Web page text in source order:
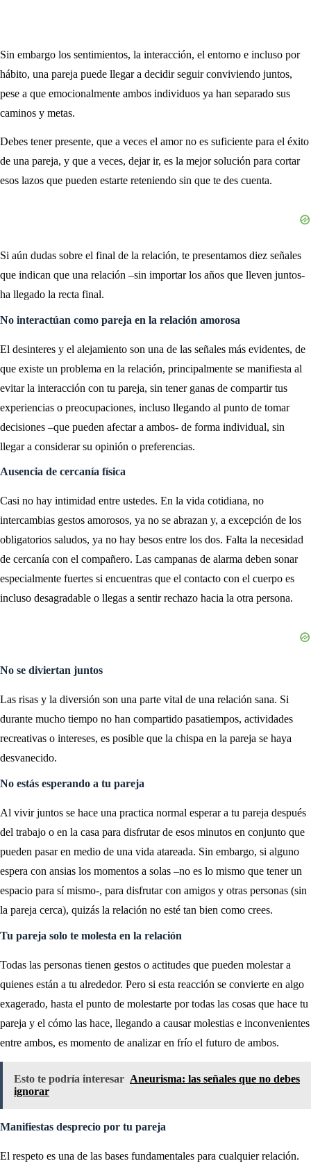
Sin embargo los sentimientos, la interacción, el entorno e incluso por
hábito, una pareja puede llegar a decidir seguir conviviendo juntos,
pese a que emocionalmente ambos individuos ya han separado sus
caminos y metas.
Debes tener presente, que a veces el amor no es suficiente para el éxito
de una pareja, y que a veces, dejar ir, es la mejor solución para cortar
esos lazos que pueden estarte reteniendo sin que te des cuenta.
Si aún dudas sobre el final de la relación, te presentamos diez señales
que indican que una relación –sin importar los años que lleven juntos-
ha llegado la recta final.
No interactúan como pareja en la relación amorosa
El desinteres y el alejamiento son una de las señales más evidentes, de
que existe un problema en la relación, principalmente se manifiesta al
evitar la interacción con tu pareja, sin tener ganas de compartir tus
experiencias o preocupaciones, incluso llegando al punto de tomar
decisiones –que pueden afectar a ambos- de forma individual, sin
llegar a considerar su opinión o preferencias.
Ausencia de cercanía física
Casi no hay intimidad entre ustedes. En la vida cotidiana, no
intercambias gestos amorosos, ya no se abrazan y, a excepción de los
obligatorios saludos, ya no hay besos entre los dos. Falta la necesidad
de cercanía con el compañero. Las campanas de alarma deben sonar
especialmente fuertes si encuentras que el contacto con el cuerpo es
incluso desagradable o llegas a sentir rechazo hacia la otra persona.
No se diviertan juntos
Las risas y la diversión son una parte vital de una relación sana. Si
durante mucho tiempo no han compartido pasatiempos, actividades
recreativas o intereses, es posible que la chispa en la pareja se haya
desvanecido.
No estás esperando a tu pareja
Al vivir juntos se hace una practica normal esperar a tu pareja después
del trabajo o en la casa para disfrutar de esos minutos en conjunto que
pueden pasar en medio de una vida atareada. Sin embargo, si alguno
espera con ansias los momentos a solas –no es lo mismo que tener un
espacio para sí mismo-, para disfrutar con amigos y otras personas (sin
la pareja cerca), quizás la relación no esté tan bien como crees.
Tu pareja solo te molesta en la relación
Todas las personas tienen gestos o actitudes que pueden molestar a
quienes están a tu alrededor. Pero si esta reacción se convierte en algo
exagerado, hasta el punto de molestarte por todas las cosas que hace tu
pareja y el cómo las hace, llegando a causar molestias e inconvenientes
entre ambos, es momento de analizar en frío el futuro de ambos.
Esto te podría interesar Aneurisma: las señales que no debes
ignorar
Manifiestas desprecio por tu pareja
El respeto es una de las bases fundamentales para cualquier relación.